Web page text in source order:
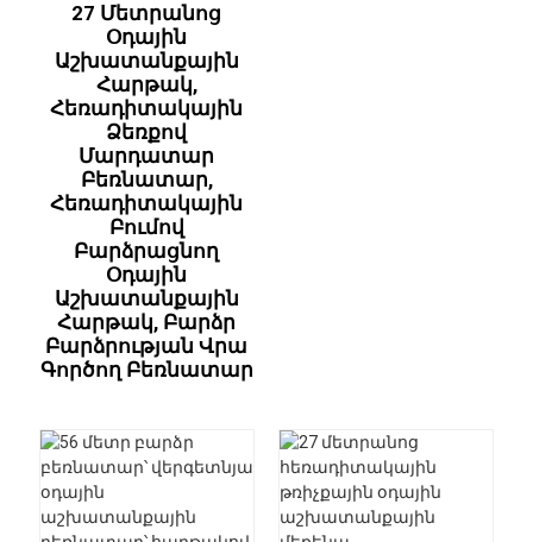
27 Մետրանոց
Օդային
Աշխատանքային
Հարթակ,
Հեռադիտակային
Ձեռքով
Մարդատար
Բեռնատար,
Հեռադիտակային
Բումով
Բարձրացնող
Օդային
Աշխատանքային
Հարթակ, Բարձր
Բարձրության Վրա
Գործող Բեռնատար